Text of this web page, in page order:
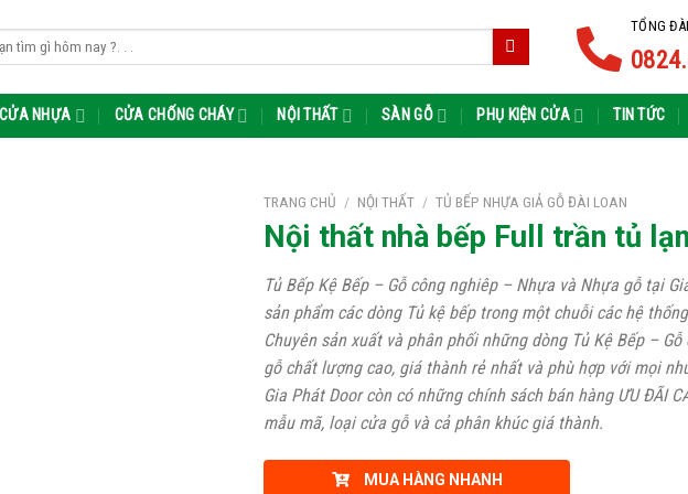
TỔNG
CỬA NHỰA CỬA CHỐNG CHÁY NỘI THẤT SÀN GỖ PHỤ KIỆN CỬA TIN TỨC
TRANG CHỦ / NỘI THẤT / TỦ BẾP NHỰA GIẢ GỖ ĐÀI LOAN
Nội thất nhà bếp Full trần tủ
Tủ Bếp Kệ Bếp – Gỗ công nghiêp – Nhựa và Nhựa gỗ tại
sản phẩm các dòng Tủ kệ bếp trong một chuỗi các hệ
Chuyên sản xuất và phân phối những dòng Tủ Kệ Bếp –
gỗ chất lượng cao, giá thành rẻ nhất và phù hợp với mọi
Gia Phát Door còn có những chính sách bán hàng ƯU ĐÃI
mẫu mã, loại cửa gỗ và cả phân khúc giá thành.
MUA HÀNG NHANH